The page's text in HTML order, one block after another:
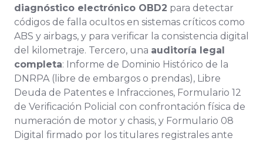
diagnóstico electrónico OBD2 para detectar
códigos de falla ocultos en sistemas críticos como
ABS y airbags, y para verificar la consistencia digital
del kilometraje. Tercero, una auditoría legal
completa: Informe de Dominio Histórico de la
DNRPA (libre de embargos o prendas), Libre
Deuda de Patentes e Infracciones, Formulario 12
de Verificación Policial con confrontación física de
numeración de motor y chasis, y Formulario 08
Digital firmado por los titulares registrales ante